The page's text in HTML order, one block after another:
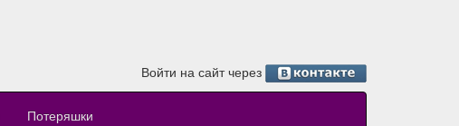
Войти на сайт через
Потеряшки